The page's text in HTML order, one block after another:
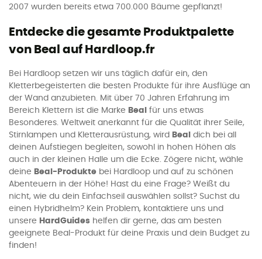
2007 wurden bereits etwa 700.000 Bäume gepflanzt!
Entdecke die gesamte Produktpalette
von Beal auf Hardloop.fr
Bei Hardloop setzen wir uns täglich dafür ein, den
Kletterbegeisterten die besten Produkte für ihre Ausflüge an
der Wand anzubieten. Mit über 70 Jahren Erfahrung im
Bereich Klettern ist die Marke Beal
für uns etwas
Besonderes. Weltweit anerkannt für die Qualität ihrer Seile,
Stirnlampen und Kletterausrüstung, wird
Beal
dich bei all
deinen Aufstiegen begleiten, sowohl in hohen Höhen als
auch in der kleinen Halle um die Ecke. Zögere nicht, wähle
deine Beal-Produkte bei Hardloop und auf zu schönen
Abenteuern in der Höhe! Hast du eine Frage? Weißt du
nicht, wie du dein Einfachseil auswählen sollst? Suchst du
einen Hybridhelm? Kein Problem, kontaktiere uns und
unsere HardGuides helfen dir gerne, das am besten
geeignete Beal-Produkt für deine Praxis und dein Budget zu
finden!